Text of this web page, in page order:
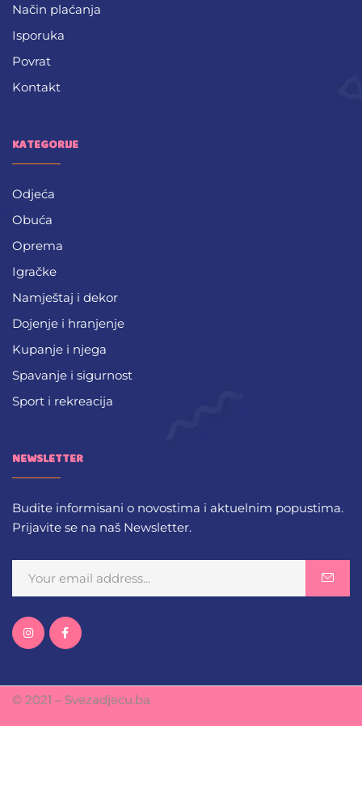
Način plaćanja
Isporuka
Povrat
Kontakt
KATEGORIJE
Odjeća
Obuća
Oprema
Igračke
Namještaj i dekor
Dojenje i hranjenje
Kupanje i njega
Spavanje i sigurnost
Sport i rekreacija
NEWSLETTER
Budite informisani o novostima i aktuelnim popustima.
Prijavite se na naš Newsletter.
© 2021 – Svezadjecu.ba